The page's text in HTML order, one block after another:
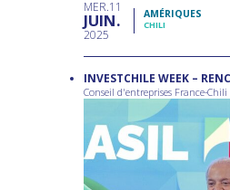
MER 11
JUIN
2025
AMÉRIQUES
CHILI
INVESTCHILE WEEK –
Conseil d'entreprises France-Chili